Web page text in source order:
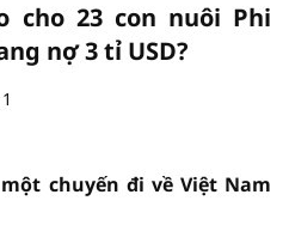
cho 23 con nuôi Phi
nợ 3 tỉ USD?
chuyến đi về Việt Nam